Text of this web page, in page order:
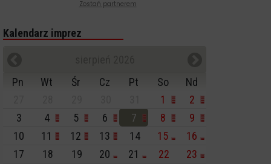
Zostań partnerem
Kalendarz imprez
Pn
Wt Śr Cz Pt So
Nd
1
2
3
4 5 6 7 8
9
10
11 12 13 14 15
16
17
18 19 20 21 22
23